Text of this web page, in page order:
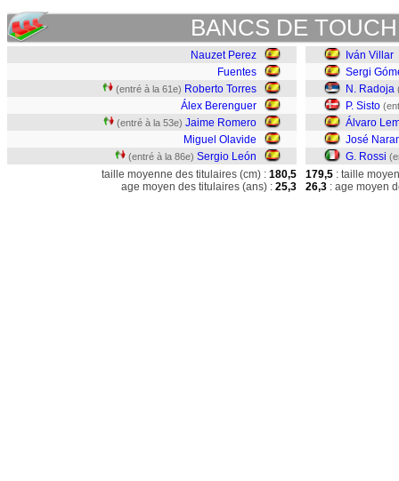
BANCS DE
Nauzet Perez
Fuentes
(entré à la 61e) Roberto Torres
Álex Berenguer
(entré à la 53e) Jaime Romero
Miguel Olavide
(entré à la 86e) Sergio León
Iván Villar
Sergi
N. Radoja
P. Sisto
Álvaro
José
G. Rossi
taille moyenne des titulaires (cm) : 180,5
age moyen des titulaires (ans) : 25,3
179,5 : taille
26,3 : age moyen